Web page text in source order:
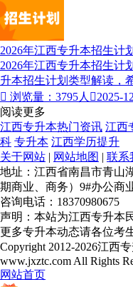
2026年江西专升本招生计
2026年江西专升本招生计
升本招生计划类型解读，
 浏览量：3795人 2025-
阅读更多
江西专升本热门资讯 江西
科 专升本 江西学历提升
关于网站 | 网站地图 | 联系
地址：江西省南昌市青山
期商业、商务）9#办公商
咨询电话：18370980675
声明：本站为江西专升本
更多专升本动态请各位考
Copyright 2012-2026江西
www.jxztc.com All Rights
网站首页